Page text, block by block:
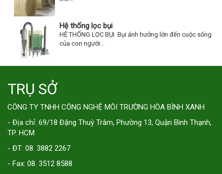
Hệ thống lọc bụi
HỆ THỐNG LỌC BỤI Bụi ảnh hưởng lớn đến cuộc sống
của con người...
TRỤ SỞ
CÔNG TY TNHH CÔNG NGHỆ MÔI TRƯỜNG HÒA BÌNH XANH
- Địa chỉ: 69/18 Đặng Thuỳ Trâm, Phường 13, Quận Bình Thạnh,
TP. HCM
- ĐT: 08. 3882 2267
- Fax: 08. 3512 8588